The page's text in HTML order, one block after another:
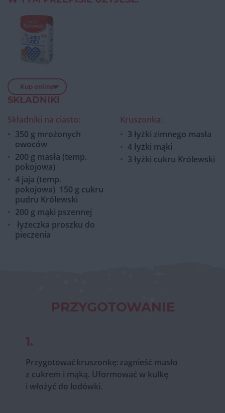
Kup online
SKŁADNIKI
Składniki na ciasto:
350 g mrożonych
owoców
200 g masła (temp.
pokojowa)
4 jaja (temp.
pokojowa) 150 g cukru
pudru Królewski
200 g mąki pszennej
łyżeczka proszku do
pieczenia
Kruszonka:
3 łyżki zimnego masła
4 łyżki mąki
3 łyżki cukru Królewski
PRZYGOTOWANIE
1.
Przygotować kruszonkę: zagnieść masło
z cukrem i mąką. Uformować w kulkę
i włożyć do lodówki.